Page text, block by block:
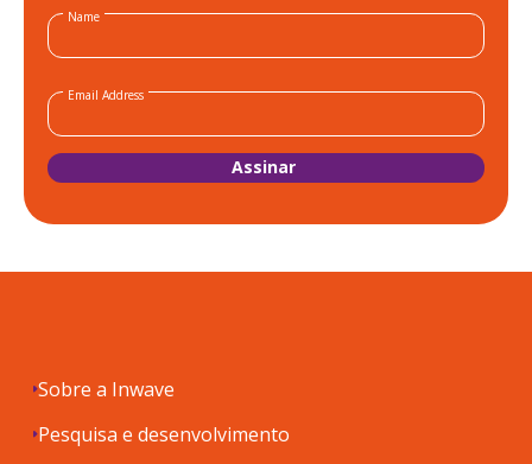
Name
Email Address
Sobre a Inwave
Pesquisa e desenvolvimento